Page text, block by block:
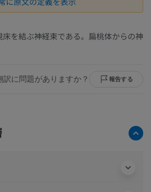
床を結ぶ神経束である。扁桃体からの神
訳に問題がありますか？ 報告する